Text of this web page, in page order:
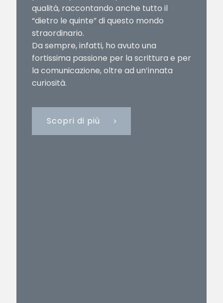
qualità, raccontando anche tutto il
“dietro le quinte” di questo mondo
straordinario.
Da sempre, infatti, ho avuto una
fortissima passione per la scrittura e per
la comunicazione, oltre ad un’innata
curiosità.
Scopri di più